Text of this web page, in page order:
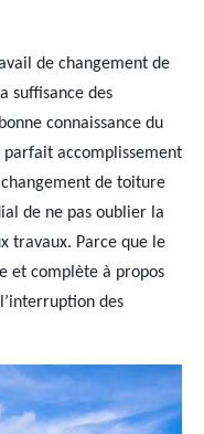
de changement de
suffisance des
connaissance du
accomplissement
de toiture
de ne pas oublier la
travaux. Parce que le
et complète à propos
des